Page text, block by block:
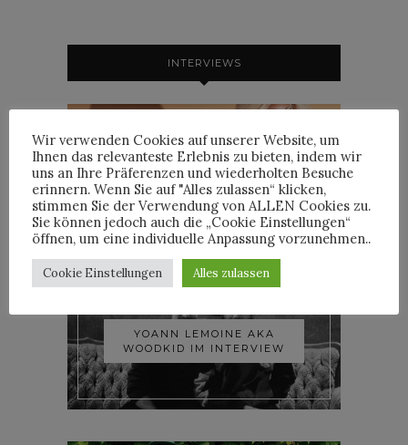
INTERVIEWS
TRIXIE MATTEL IM
INTERVIEW
YOANN LEMOINE AKA
WOODKID IM INTERVIEW
Wir verwenden Cookies auf unserer Website, um
Ihnen das relevanteste Erlebnis zu bieten, indem wir
uns an Ihre Präferenzen und wiederholten Besuche
erinnern. Wenn Sie auf "Alles zulassen“ klicken,
stimmen Sie der Verwendung von ALLEN Cookies zu.
Sie können jedoch auch die „Cookie Einstellungen“
öffnen, um eine individuelle Anpassung vorzunehmen..
Cookie Einstellungen Alles zulassen